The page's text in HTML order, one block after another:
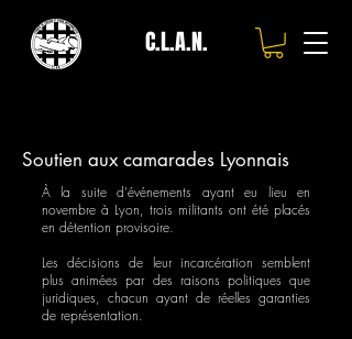
C.L.A.N.
Soutien aux camarades Lyonnais
À la suite d'événements ayant eu lieu en
novembre à Lyon, trois militants ont été placés
en détention provisoire.
Les décisions de leur incarcération semblent
plus animées par des raisons politiques que
juridiques, chacun ayant de réelles garanties
de représentation.